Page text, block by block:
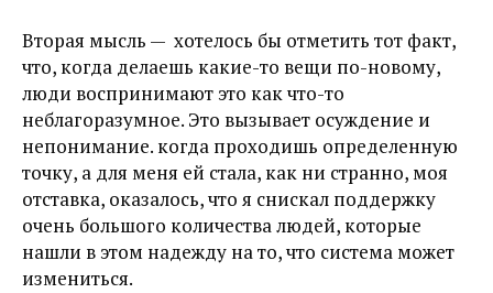
Вторая мысль — хотелось бы отметить тот факт,
что, когда делаешь какие-то вещи по-новому,
люди воспринимают это как что-то
неблагоразумное. Это вызывает осуждение и
непонимание. когда проходишь определенную
точку, а для меня ей стала, как ни странно, моя
отставка, оказалось, что я снискал поддержку
очень большого количества людей, которые
нашли в этом надежду на то, что система может
измениться.